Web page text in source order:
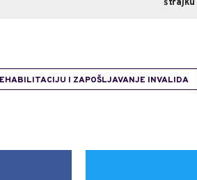
štrajku
I ZAPOŠLJAVANJE INVALIDA